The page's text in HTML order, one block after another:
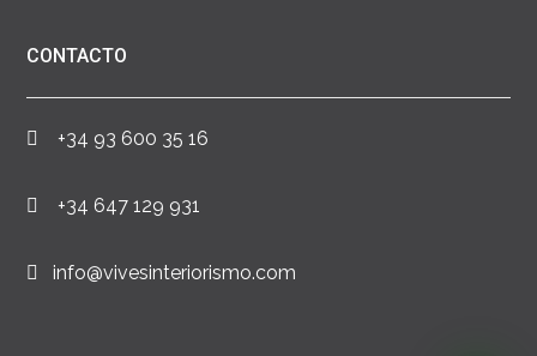
CONTACTO
+34 93 600 35 16
+34 647 129 931
info@vivesinteriorismo.com